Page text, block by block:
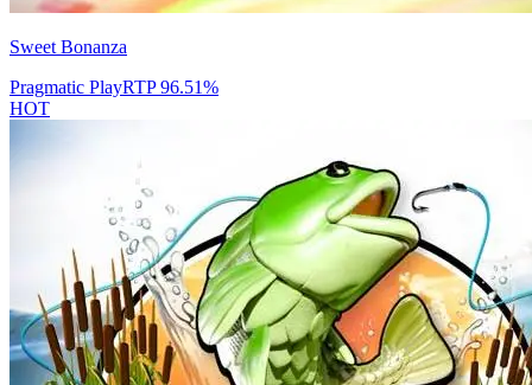
Sweet Bonanza
Pragmatic PlayRTP96.51%
HOT